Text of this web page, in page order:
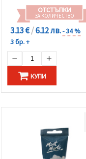
ОТСТЪПКИ
ЗА КОЛИЧЕСТВО
3.13 €/6.12 лв.- 34 %
3 бр. +
КУПИ